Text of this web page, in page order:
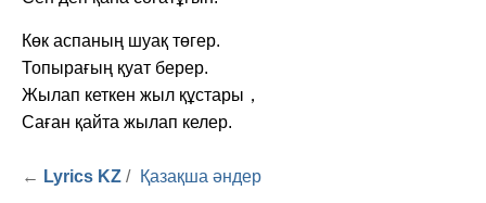
Көк аспаның шуақ төгер.
Топырағың қуат берер.
Жылап кеткен жыл құстары，
Саған қайта жылап келер.
← Lyrics KZ / Қазақша әндер